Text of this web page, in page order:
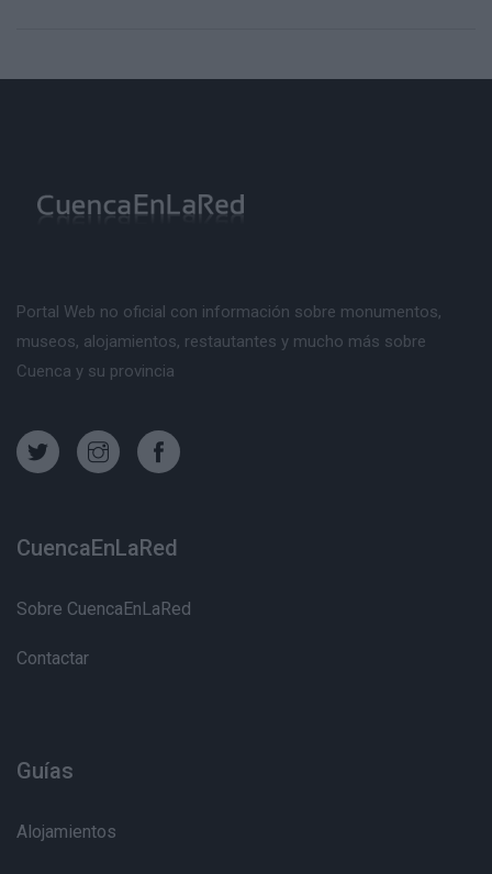
Portal Web no oficial con información sobre monumentos,
museos, alojamientos, restautantes y mucho más sobre
Cuenca y su provincia
CuencaEnLaRed
Sobre CuencaEnLaRed
Contactar
Guías
Alojamientos